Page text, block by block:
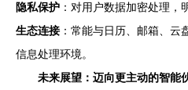
隐私保护 ：对用户数据加密处理，
生态连接 ：常能与日历、邮箱、云
信息处理环境。
未来展望：迈向更主动的智能